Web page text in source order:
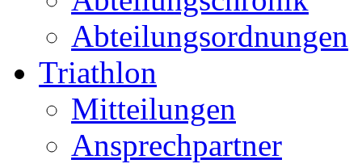
Abteilungsordnungen
Triathlon
Mitteilungen
Ansprechpartner